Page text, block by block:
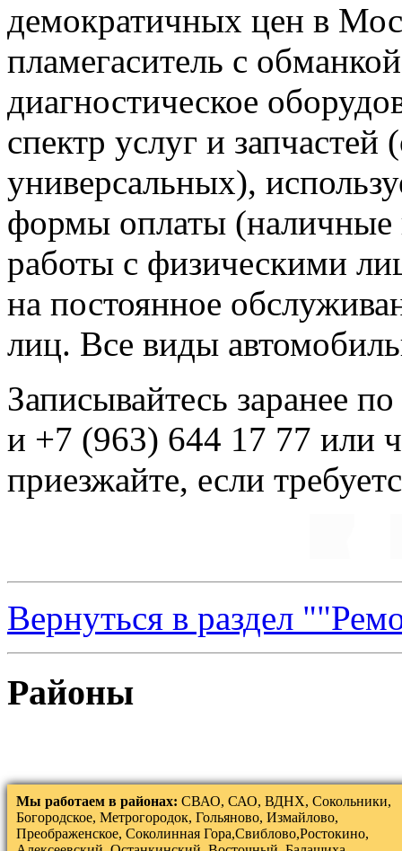
демократичных цен в
пламегаситель с
диагностическое
спектр услуг и
универсальных),
формы оплаты (наличные
работы с физическими
на постоянное
лиц. Все виды
Записывайтесь заранее
и +7 (963) 644 17 77 или
приезжайте, если
Вернуться в раздел
Районы
Мы работаем в районах: СВАО, САО, ВДНХ, Сокольники,
Богородское, Метрогородок, Гольяново, Измайлово,
Преображенское, Соколинная Гора,Свиблово,Ростокино,